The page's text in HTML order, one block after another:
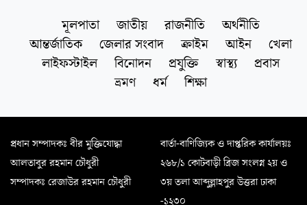
মূলপাতা জাতীয় রাজনীতি
অর্থনীতি
আন্তর্জাতিক
জেলার সংবাদ ক্রাইম আইন
খেলা
লাইফস্টাইল
বিনোদন প্রযুক্তি স্বাস্থ্য
প্রবাস
ভ্রমণ
ধর্ম শিক্ষা
প্রধান সম্পাদকঃ বীর মুক্তিযোদ্ধা
আলতাবুর রহমান চৌধুরী
সম্পাদকঃ রেজাউর রহমান চৌধুরী
বার্তা-বাণিজ্যিক ও দাপ্তরিক কার্যালয়ঃ
২৬৮/১ কোটবাড়ী ব্রিজ সংলগ্ন ২য় ও
৩য় তলা আব্দুল্লাহপুর উত্তরা ঢাকা
-১২৩০